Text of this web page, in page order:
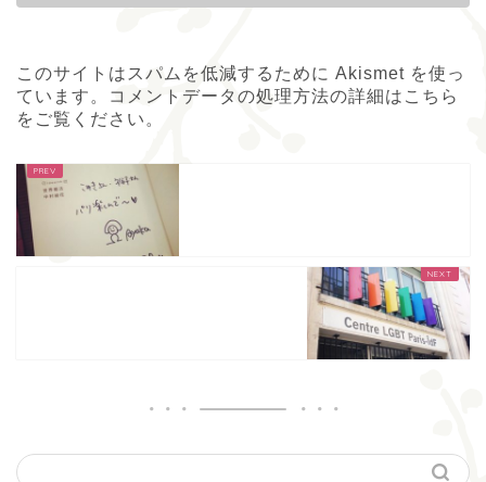
このサイトはスパムを低減するために Akismet を使っ
ています。
コメントデータの処理方法の詳細はこちら
をご覧ください 。